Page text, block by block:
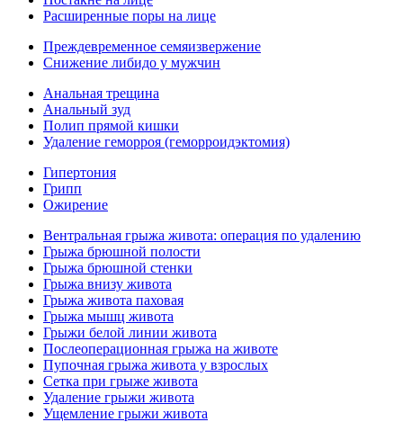
Расширенные поры на лице
Преждевременное семяизвержение
Снижение либидо у мужчин
Анальная трещина
Анальный зуд
Полип прямой кишки
Удаление геморроя (геморроидэктомия)
Гипертония
Грипп
Ожирение
Вентральная грыжа живота: операция по удалению
Грыжа брюшной полости
Грыжа брюшной стенки
Грыжа внизу живота
Грыжа живота паховая
Грыжа мышц живота
Грыжи белой линии живота
Послеоперационная грыжа на животе
Пупочная грыжа живота у взрослых
Сетка при грыже живота
Удаление грыжи живота
Ущемление грыжи живота